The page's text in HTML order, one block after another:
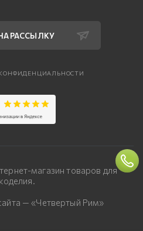
РАССЫЛКУ
магазин товаров для
— «Четвертый Рим»